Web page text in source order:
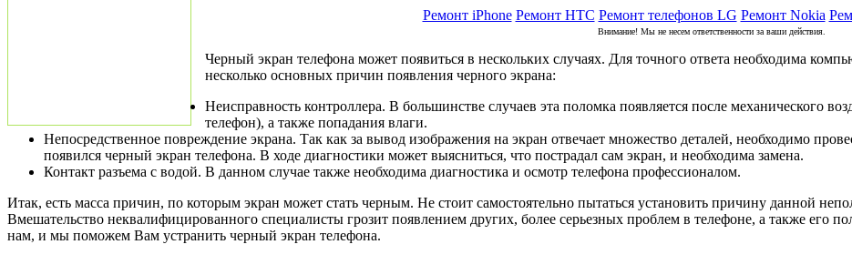
Ремонт iPhone Ремонт HTC Ремонт телефонов LG Ремонт Nokia
Внимание! Мы не несем ответственности за ваши действия.
Черный экран телефона может появиться в нескольких случаях. Для точного ответа необходима
несколько основных причин появления черного экрана:
Неисправность контроллера. В большинстве случаев эта поломка появляется после механического
телефон), а также попадания влаги.
Непосредственное повреждение экрана. Так как за вывод изображения на экран отвечает множество деталей, необходимо
появился черный экран телефона. В ходе диагностики может выясниться, что пострадал сам экран, и необходима замена.
Контакт разъема с водой. В данном случае также необходима диагностика и осмотр телефона профессионалом.
Итак, есть масса причин, по которым экран может стать черным. Не стоит самостоятельно пытаться установить причину данной
Вмешательство неквалифицированного специалисты грозит появлением других, более серьезных проблем в телефоне, а также его
нам, и мы поможем Вам устранить черный экран телефона.